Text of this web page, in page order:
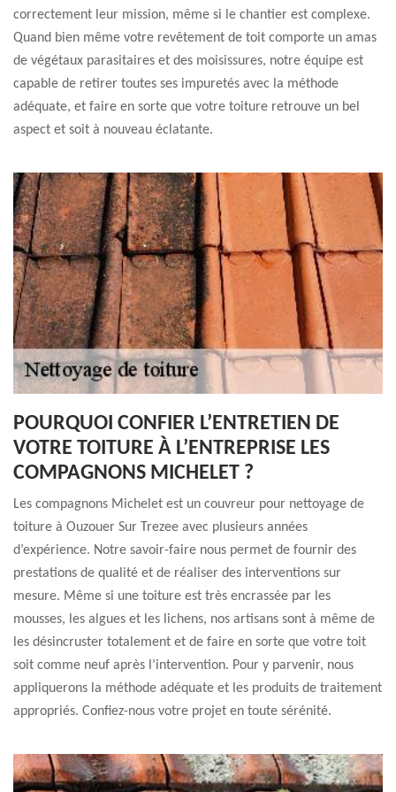
correctement leur mission, même si le chantier est complexe.
Quand bien même votre revêtement de toit comporte un amas
de végétaux parasitaires et des moisissures, notre équipe est
capable de retirer toutes ses impuretés avec la méthode
adéquate, et faire en sorte que votre toiture retrouve un bel
aspect et soit à nouveau éclatante.
POURQUOI CONFIER L’ENTRETIEN DE
VOTRE TOITURE À L’ENTREPRISE LES
COMPAGNONS MICHELET ?
Les compagnons Michelet est un couvreur pour nettoyage de
toiture à Ouzouer Sur Trezee avec plusieurs années
d’expérience. Notre savoir-faire nous permet de fournir des
prestations de qualité et de réaliser des interventions sur
mesure. Même si une toiture est très encrassée par les
mousses, les algues et les lichens, nos artisans sont à même de
les désincruster totalement et de faire en sorte que votre toit
soit comme neuf après l’intervention. Pour y parvenir, nous
appliquerons la méthode adéquate et les produits de traitement
appropriés. Confiez-nous votre projet en toute sérénité.